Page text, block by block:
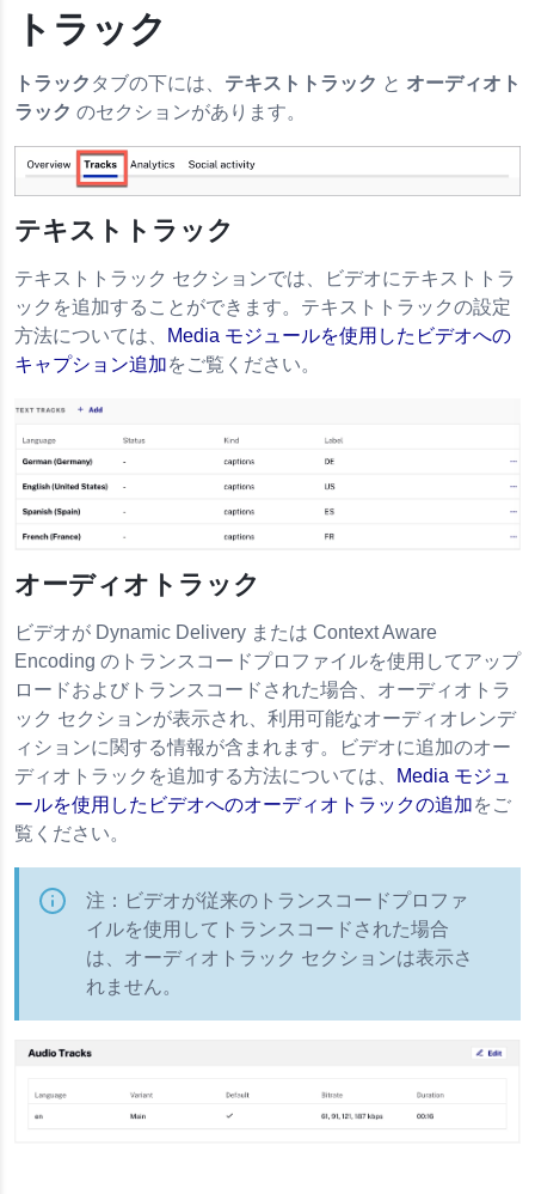
トラック
トラック タブの下には、 テキストトラック と オーディオト
ラック のセクションがあります。
テキストトラック
テキストトラック セクションでは、ビデオにテキストトラ
ックを追加することができます。テキストトラックの設定
方法については、
Media モジュールを使用したビデオへの
キャプション追加をご覧ください。
オーディオトラック
ビデオが Dynamic Delivery または Context Aware
Encoding のトランスコードプロファイルを使用してアップ
ロードおよびトランスコードされた場合、オーディオトラ
ック セクションが表示され、利用可能なオーディオレンデ
ィションに関する情報が含まれます。ビデオに追加のオー
ディオトラックを追加する方法については、
Media モジュ
ールを使用したビデオへのオーディオトラックの追加をご
覧ください。
注：ビデオが従来のトランスコードプロファ
イルを使用してトランスコードされた場合
は、オーディオトラック セクションは表示さ
れません。